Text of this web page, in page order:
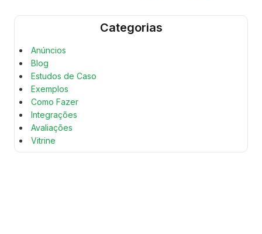
Categorias
Anúncios
Blog
Estudos de Caso
Exemplos
Como Fazer
Integrações
Avaliações
Vitrine